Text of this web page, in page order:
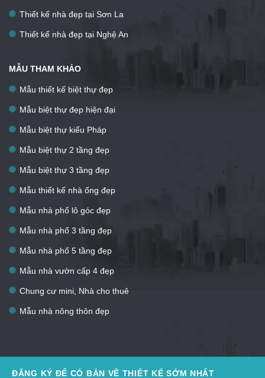
Thiết kế nhà đẹp tại Sơn La
Thiết kế nhà đẹp tại Nghệ An
MẪU THAM KHẢO
Mẫu thiết kế biệt thự đẹp
Mẫu biệt thự đẹp hiện đại
Mẫu biệt thự kiểu Pháp
Mẫu biệt thự 2 tầng đẹp
Mẫu biệt thự 3 tầng đẹp
Mẫu thiết kế nhà ống đẹp
Mẫu nhà phố lô góc đẹp
Mẫu nhà phố 3 tầng đẹp
Mẫu nhà phố 5 tầng đẹp
Mẫu nhà vườn cấp 4 đẹp
Chung cư mini, Nhà cho thuê
Mẫu nhà nông thôn đẹp
ĐĂNG KÝ ĐỂ CÓ BẢN VẼ THIẾT KẾ SỚM NHẤT